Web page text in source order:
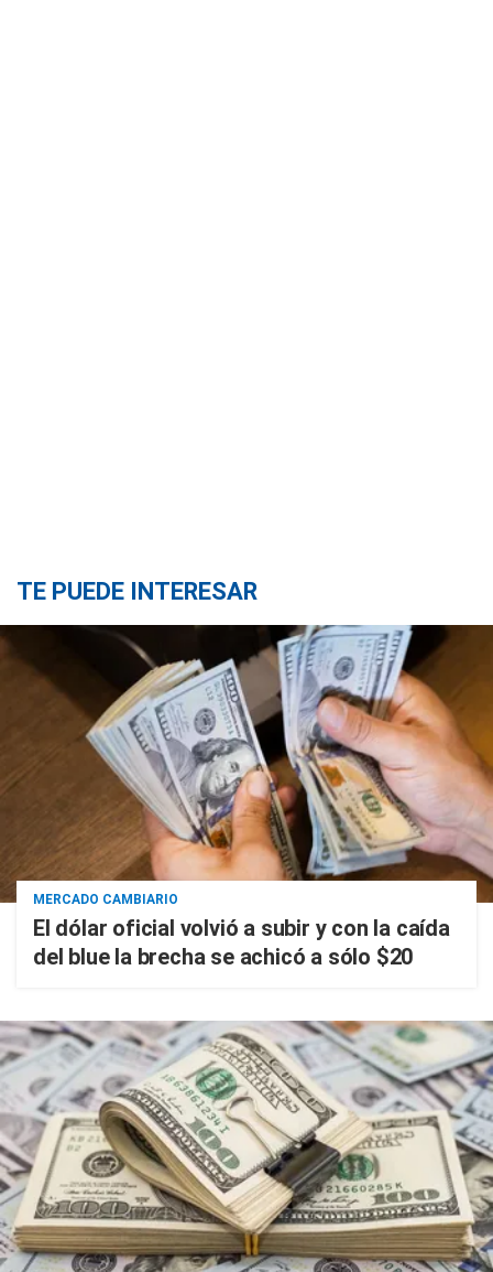
TE PUEDE INTERESAR
MERCADO CAMBIARIO
El dólar oficial volvió a subir y con la caída
del blue la brecha se achicó a sólo $20